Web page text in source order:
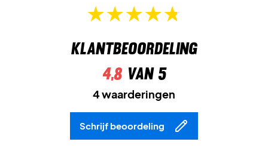
Klantbeoordeling
4,8van 5
4 waarderingen
Schrijf beoordeling